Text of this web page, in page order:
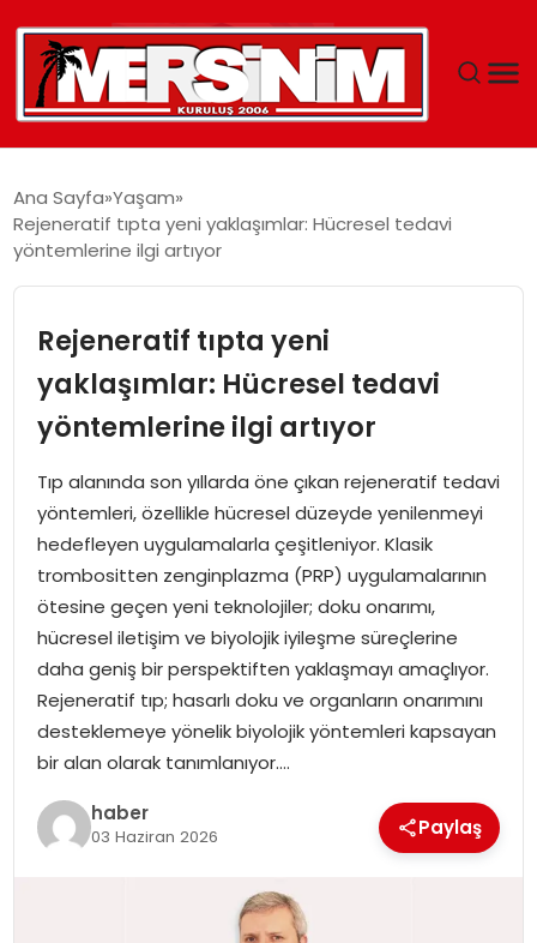
YAŞAM
SAĞLIK
EĞITIM
SPOR
EKONOMI
MAGAZIN
DÜNYA
OTOMOBIL
Ana Sayfa Yaşam
Rejeneratif tıpta yeni yaklaşımlar: Hücresel tedavi
yöntemlerine ilgi artıyor
Rejeneratif tıpta yeni
yaklaşımlar: Hücresel tedavi
yöntemlerine ilgi artıyor
Tıp alanında son yıllarda öne çıkan rejeneratif tedavi
yöntemleri, özellikle hücresel düzeyde yenilenmeyi
hedefleyen uygulamalarla çeşitleniyor. Klasik
trombositten zenginplazma (PRP) uygulamalarının
ötesine geçen yeni teknolojiler; doku onarımı,
hücresel iletişim ve biyolojik iyileşme süreçlerine
daha geniş bir perspektiften yaklaşmayı amaçlıyor.
Rejeneratif tıp; hasarlı doku ve organların onarımını
desteklemeye yönelik biyolojik yöntemleri kapsayan
bir alan olarak tanımlanıyor….
haber
03 Haziran 2026 Paylaş